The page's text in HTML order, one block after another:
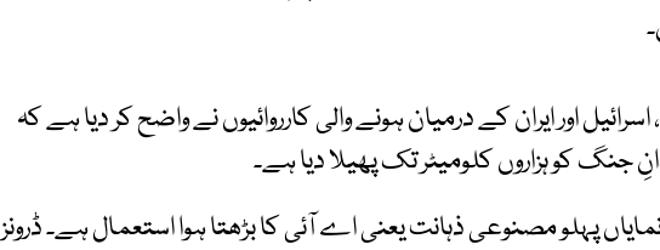
اور ایران کے درمیان ہونے والی کارروائیوں نے واضح کر دیا ہے کہ
جنگ کو ہزاروں کلومیٹر تک پھیلا دیا ہے۔
پہلو مصنوعی ذہانت یعنی اے آئی کا بڑھتا ہوا استعمال ہے۔ ڈرونز